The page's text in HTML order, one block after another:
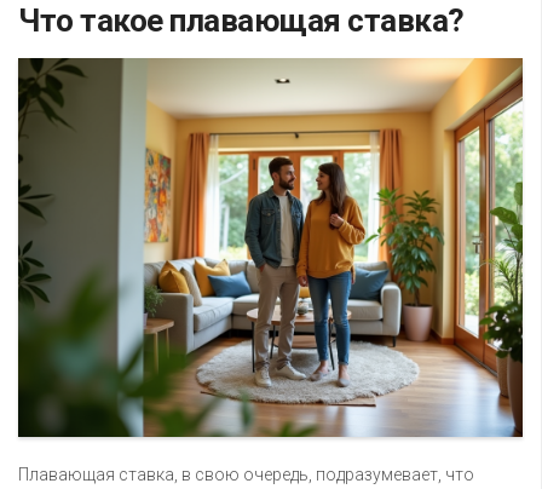
Что такое плавающая ставка?
Плавающая ставка, в свою очередь, подразумевает, что